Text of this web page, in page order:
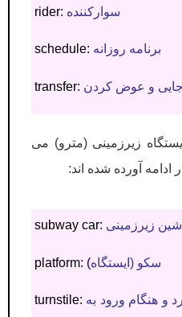
rider: سوارکننده
schedule: برنامه روزانه
transfer: جایی و عوض کردن
زیرزمینی (مترو) می
ادامه آورده شده اند:
subway car: زیرزمینی
platform: ( سکو ( ایستگاه
turnstile: و هنگام ورود به